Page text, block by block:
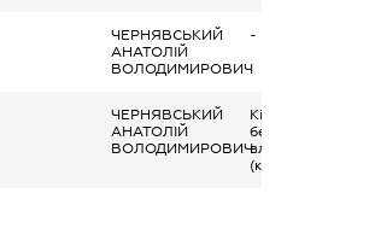
ЧЕРНЯВСЬКИЙ
АНАТОЛІЙ
ВОЛОДИМИРОВИЧ
-
ЧЕРНЯВСЬКИЙ
АНАТОЛІЙ
ВОЛОДИМИРОВИЧ
Кінцевий
бенефіціарний
власник
(контролер)